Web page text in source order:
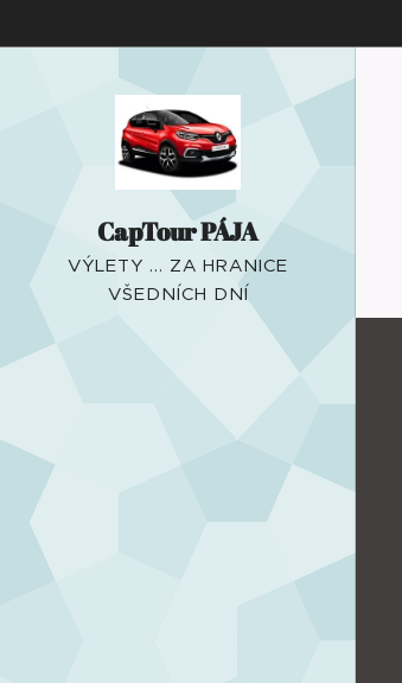
CapTour PÁJA
VÝLETY ... ZA HRANICE
VŠEDNÍCH DNÍ